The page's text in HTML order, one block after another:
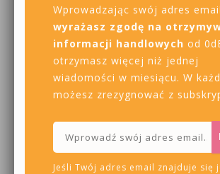
Wprowadzając swój adres
wyrażasz zgodę na
informacji handlowych od
otrzymasz więcej niż jednej
wiadomości w miesiącu. W
możesz zrezygnować z
Jeśli Twój adres email znajduje się